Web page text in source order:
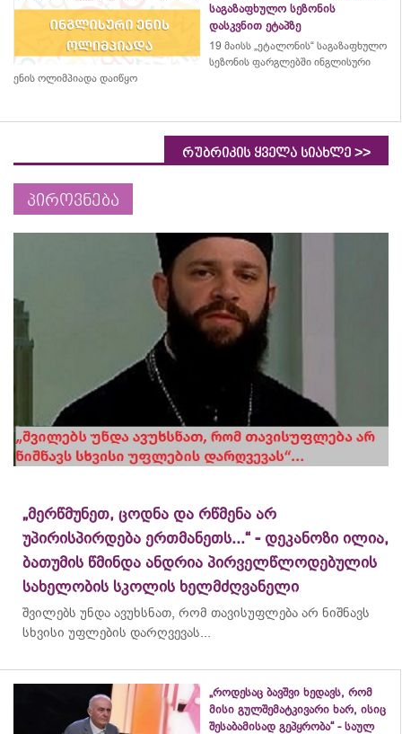
საგაზაფხულო სეზონის
დასკვნით ეტაპზე
19 მაისს „ეტალონის“ საგაზაფხულო
სეზონის ფარგლებში ინგლისური
ენის ოლიმპიადა დაიწყო
რუბრიკის ყველა სიახლე >>
პიროვნება
„მერწმუნეთ, ცოდნა და რწმენა არ
უპირისპირდება ერთმანეთს...“ - დეკანოზი ილია,
ბათუმის წმინდა ანდრია პირველწლოდებულის
სახელობის სკოლის ხელმძღვანელი
შვილებს უნდა ავუხსნათ, რომ თავისუფლება არ ნიშნავს
სხვისი უფლების დარღვევას...
„როდესაც ბავშვი ხედავს, რომ
მისი გულშემატკივარი ხარ, ისიც
შესაბამისად გეპყრობა“ - საულ